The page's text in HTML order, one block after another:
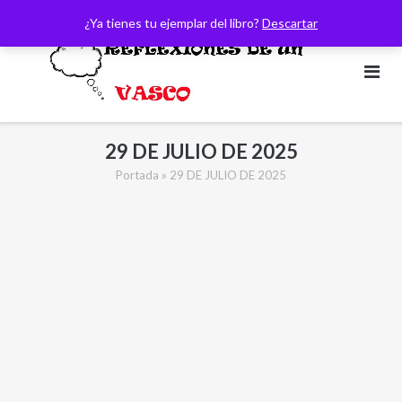
¿Ya tienes tu ejemplar del libro? Descartar
contenido
29 DE JULIO DE 2025
Portada » 29 DE JULIO DE 2025